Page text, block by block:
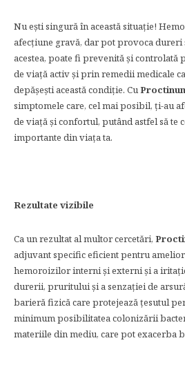
Nu ești singură în această situație!
afecțiune gravă, dar pot provoca dureri
acestea, poate fi prevenită și
de viață activ și prin remedii medicale
depășești această condiție. Cu
simptomele care, cel mai posibil, ți-au
de viață și confortul, putând astfel să te
importante din viața ta.
Rezultate vizibile
Ca un rezultat al multor cercetări,
adjuvant specific eficient pentru
hemoroizilor interni și externi și a
durerii, pruritului și a senzației de
barieră fizică care protejează țesutul
minimum posibilitatea colonizării
materiile din mediu, care pot exacerba